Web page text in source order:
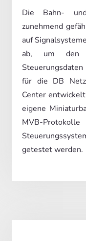
Die Bahn-
zunehmend
auf
ab, um den
für die DB
Center
eigene
MVB-
getestet werden.